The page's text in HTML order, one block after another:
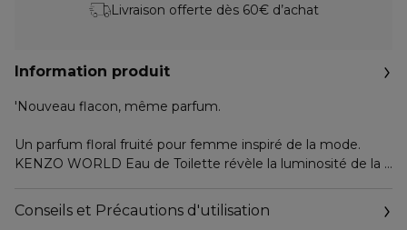
Livraison offerte dès 60€ d’achat
Information produit
'Nouveau flacon, même parfum.
Un parfum floral fruité pour femme inspiré de la mode.
KENZO WORLD Eau de Toilette révèle la luminosité de la
fraîcheur
de la Poire. L'Iris apporte la touche finale et révèle toute la
Conseils et Précautions d'utilisation